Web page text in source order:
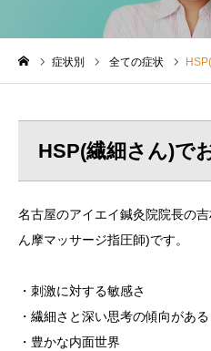
症状別 全ての症状
HSP(繊細さん)で
名古屋のアイエイ鍼灸院院長の
ん摩マッサージ指圧師)です。
・刺激に対する敏感さ
・繊細さと深い思考の傾向がある
・豊かな内面世界
初めての方へ
料金
アクセス
症状別
ヘルスケアサポート